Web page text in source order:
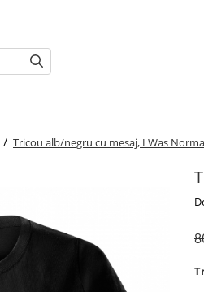
/ Tricou alb/negru cu mesaj, I Was